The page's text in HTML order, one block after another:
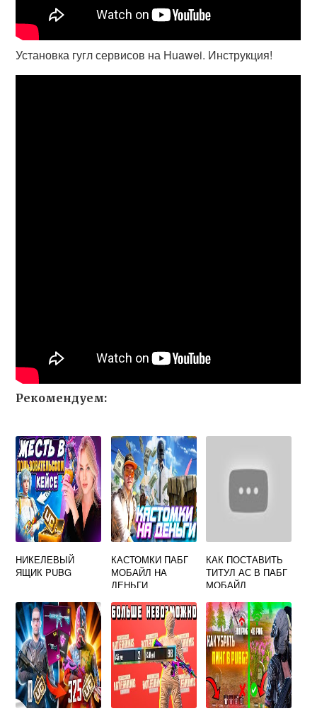
Установка гугл сервисов на Huawei. Инструкция!
Рекомендуем:
НИКЕЛЕВЫЙ
ЯЩИК PUBG
КАСТОМКИ ПАБГ
МОБАЙЛ НА
ДЕНЬГИ
КАК ПОСТАВИТЬ
ТИТУЛ АС В ПАБГ
МОБАЙЛ